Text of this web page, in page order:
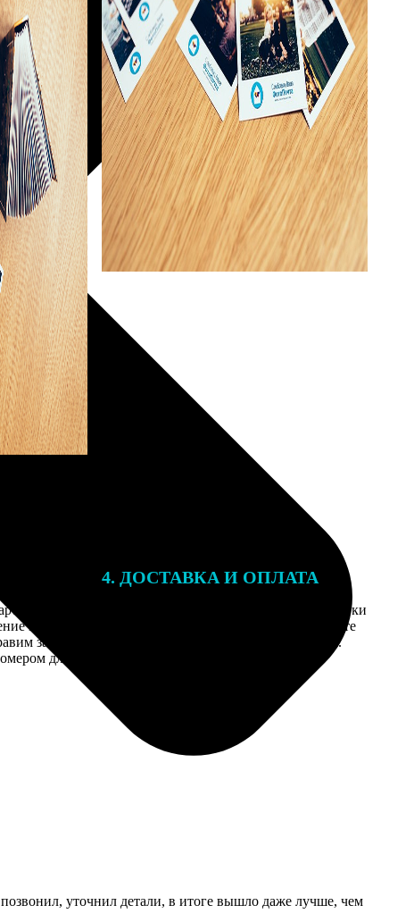
После
на email с
заказ
для
4. ДОСТАВКА И ОПЛАТА
Введите адрес и выберите способ доставки
заказа. Если у вас есть промокод, введите
его в специальное поле для промокода.
уточнил детали, в итоге вышло даже лучше, чем